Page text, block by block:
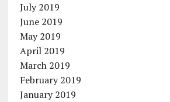
July 2019
June 2019
May 2019
April 2019
March 2019
February 2019
January 2019